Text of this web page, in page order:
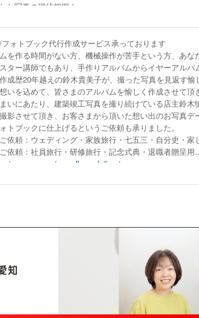
と写真の現状把握！
で愉しめそうな写真の見返し方を見つけよう！
カタチに辿り着くための、いろんな整理方法をご紹介
った写真整理方法を今日からスタートしよう！
nantokasitai/
ォトブック代行作成サービス承っております
を作る時間がない方、機械操作が苦手という方、あな
ター講師でもあり、手作りアルバムからイヤーアルバ
成歴20年越えの鈴木貴美子が、撮った写真を見返す愉
いを込めて、皆さまのアルバムを愉しく作成させて頂
いにあたり、建築竣工写真を撮り続けている店主鈴木
影させて頂き、お客さまから頂いた想い出のお写真デ
トブックに仕上げるというご依頼も承りました。
依頼：ウェディング・家族旅行・七五三・自分史・
依頼：社員旅行・研修旅行・記念式典・退職者贈呈
yearalbum-daikou/